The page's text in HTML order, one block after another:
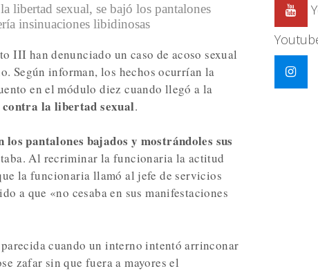
libertad sexual, se bajó los pantalones
insinuaciones libidinosas
III han denunciado un caso de acoso sexual
Según informan, los hechos ocurrían la
en el módulo diez cuando llegó a la
la libertad sexual.
los pantalones bajados y mostrándoles sus
Al recriminar la funcionaria la actitud
la funcionaria llamó al jefe de servicios
a que «no cesaba en sus manifestaciones
cuando un interno intentó arrinconar
zafar sin que fuera a mayores el